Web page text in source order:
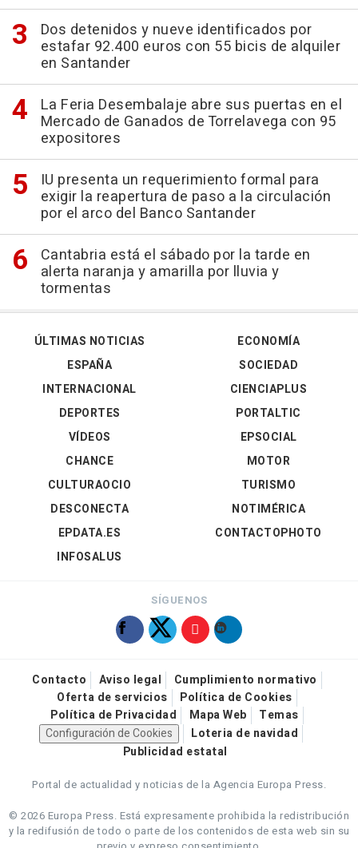
Dos detenidos y nueve identificados por
estafar 92.400 euros con 55 bicis de alquiler
en Santander
La Feria Desembalaje abre sus puertas en el
Mercado de Ganados de Torrelavega con 95
expositores
IU presenta un requerimiento formal para
exigir la reapertura de paso a la circulación
por el arco del Banco Santander
Cantabria está el sábado por la tarde en
alerta naranja y amarilla por lluvia y
tormentas
ÚLTIMAS NOTICIAS
ESPAÑA
INTERNACIONAL
DEPORTES
VÍDEOS
ECONOMÍA
SOCIEDAD
CIENCIAPLUS
PORTALTIC
EPSOCIAL
CHANCE
CULTURAOCIO
DESCONECTA
EPDATA.ES
INFOSALUS
MOTOR
TURISMO
NOTIMÉRICA
CONTACTOPHOTO
SÍGUENOS
Contacto Aviso legal
Cumplimiento normativo
Oferta de servicios
Política de Cookies
Política de Privacidad
Mapa Web
Temas
Configuración de Cookies
Loteria de navidad
Publicidad estatal
Portal de actualidad y noticias de la Agencia Europa Press.
© 2026 Europa Press. Está expresamente prohibida la redistribución
y la redifusión de todo o parte de los contenidos de esta web sin su